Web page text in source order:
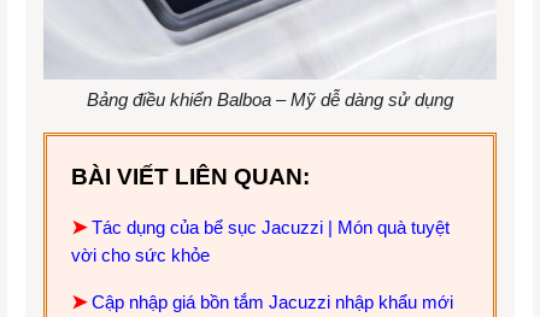
Bảng điều khiển Balboa – Mỹ dễ dàng sử dụng
BÀI VIẾT LIÊN QUAN:
➤Tác dụng của bể sục Jacuzzi | Món quà tuyệt
vời cho sức khỏe
➤Cập nhập giá bồn tắm Jacuzzi nhập khẩu mới